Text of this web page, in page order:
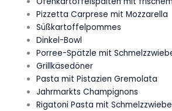
Pizzetta Carprese mit Mozzarella
Süßkartoffelpommes
Dinkel-Bowl
Porree-Spätzle mit
Grillkäsedöner
Pasta mit Pistazien Gremolata
Jahrmarkts Champignons
Rigatoni Pasta mit